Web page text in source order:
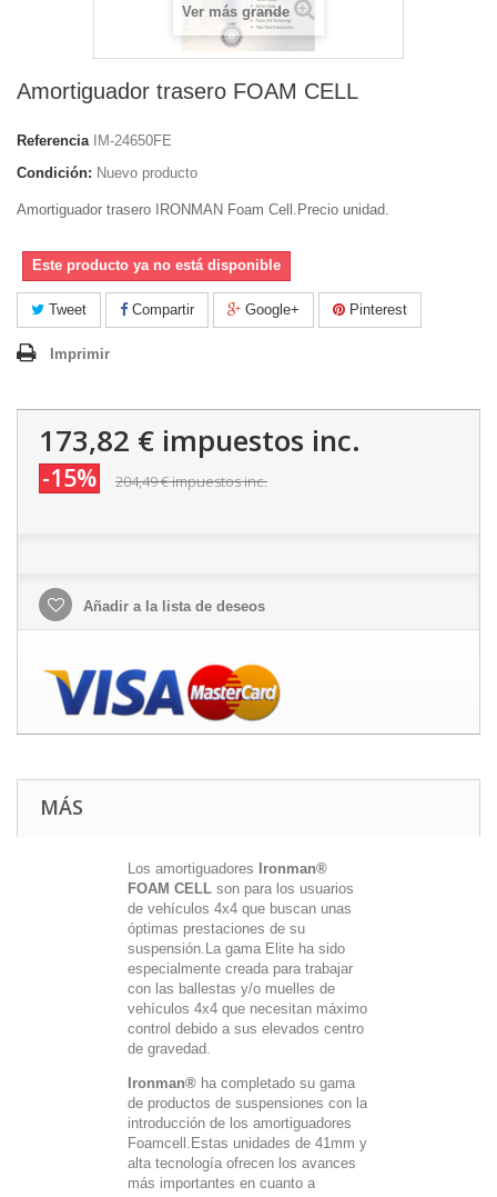
Ver más grande
Amortiguador trasero FOAM CELL
Referencia
IM-24650FE
Condición: Nuevo producto
Amortiguador trasero IRONMAN Foam Cell.Precio unidad.
Este producto ya no está disponible
Tweet Compartir Google+ Pinterest
Imprimir
173,82 € impuestos inc.
-15% 204,49 €impuestos inc.
Añadir a la lista de deseos
MÁS
Los amortiguadores
Ironman®
FOAM CELL son para los usuarios
de vehículos 4x4 que buscan unas
óptimas prestaciones de su
suspensión.La gama Elite ha sido
especialmente creada para trabajar
con las ballestas y/o muelles de
vehículos 4x4 que necesitan máximo
control debido a sus elevados centro
de gravedad.
Ironman® ha completado su gama
de productos de suspensiones con la
introducción de los amortiguadores
Foamcell.Estas unidades de 41mm y
alta tecnología ofrecen los avances
más importantes en cuanto a